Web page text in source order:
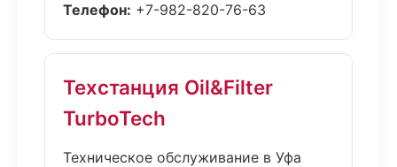
Телефон: +7-982-820-76-63
Техстанция Oil&Filter
TurboTech
Техническое обслуживание в Уфа